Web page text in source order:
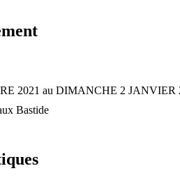
2021 au DIMANCHE 2 JANVIER
Bastide